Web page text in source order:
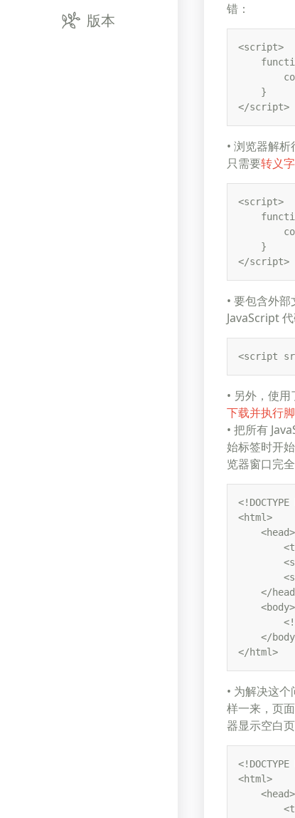
版本
错：
<script>
    }
</script>
• 浏览器解
只需要转义
<script>
    }
</script>
• 要包含外
JavaScript
<script
• 另外，使
下载并执行
• 把所有
始标签时开
览器窗口完
<html>
    <head>
</
    <body>
</
</html>
• 为解决这
样一来，页
器显示空白
<html>
    <head>